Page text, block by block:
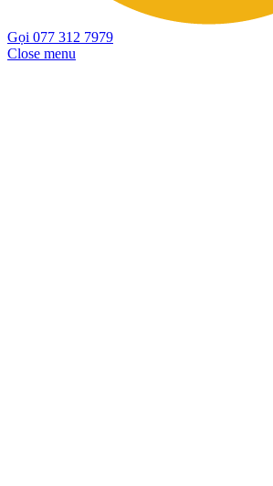
Gọi 077 312 7979
Close menu